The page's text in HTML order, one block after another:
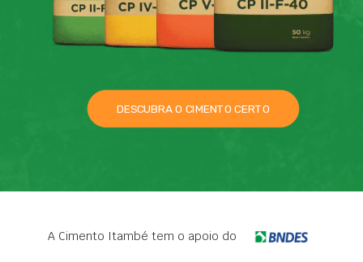
DESCUBRA O CIMENTO CERTO
A Cimento Itambé tem o apoio do